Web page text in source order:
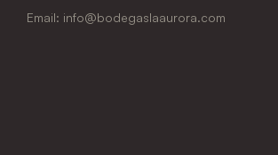
Email: info@bodegaslaaurora.com